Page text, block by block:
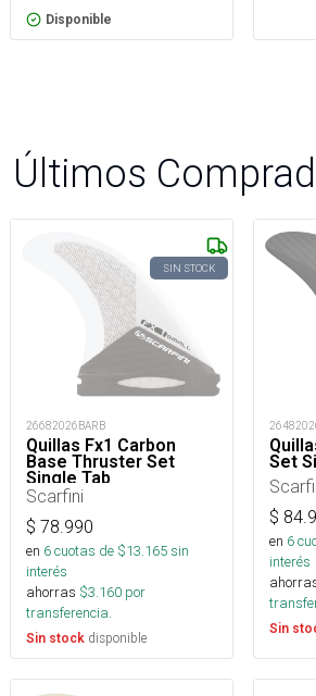
Disponible
Últimos
SIN STOCK
26682026BARB
Quillas Fx1 Carbon
Base Thruster Set
Single Tab
Scarfini
$ 78.990
en 6cuotas de $13.165sin
interés
ahorras $3.160 por
transferencia.
Sin stock disponible
Set
$
en 6
interés
Sin